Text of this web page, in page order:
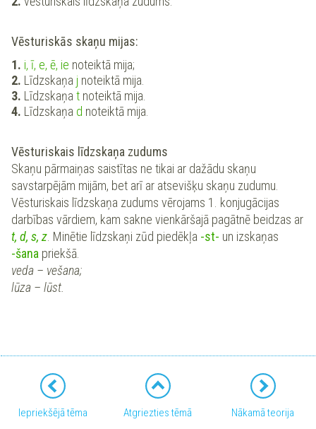
Vēsturiskās skaņu mijas:
i, ī, e, ē, ie noteiktā mija;
Līdzskaņa j noteiktā mija.
Līdzskaņat noteiktā mija.
Līdzskaņa d noteiktā mija.
Vēsturiskais līdzskaņa zudums
Skaņu pārmaiņas saistītas ne tikai ar dažādu skaņu
savstarpējām mijām, bet arī ar atsevišķu skaņu zudumu.
Vēsturiskais līdzskaņa zudums vērojams 1. konjugācijas
darbības vārdiem, kam sakne vienkāršajā pagātnē beidzas ar
t, d, s, z. Minētie līdzskaņi zūd piedēkļa -st- un izskaņas
-šana priekšā.
veda – vešana;
lūza – lūst.
Iepriekšējā tēma Atgriezties tēmā Nākamā teorija